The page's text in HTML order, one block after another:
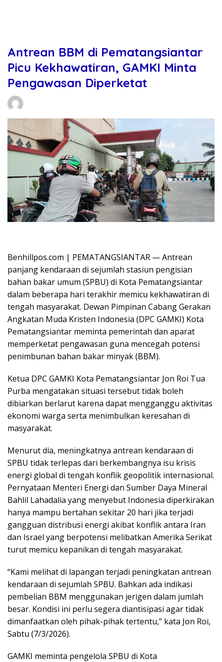
Antrean BBM di Pematangsiantar
Picu Kekhawatiran, GAMKI Minta
Pengawasan Diperketat
Benhillpos.com | PEMATANGSIANTAR — Antrean
panjang kendaraan di sejumlah stasiun pengisian
bahan bakar umum (SPBU) di Kota Pematangsiantar
dalam beberapa hari terakhir memicu kekhawatiran di
tengah masyarakat. Dewan Pimpinan Cabang Gerakan
Angkatan Muda Kristen Indonesia (DPC GAMKI) Kota
Pematangsiantar meminta pemerintah dan aparat
memperketat pengawasan guna mencegah potensi
penimbunan bahan bakar minyak (BBM).
Ketua DPC GAMKI Kota Pematangsiantar Jon Roi Tua
Purba mengatakan situasi tersebut tidak boleh
dibiarkan berlarut karena dapat mengganggu aktivitas
ekonomi warga serta menimbulkan keresahan di
masyarakat.
Menurut dia, meningkatnya antrean kendaraan di
SPBU tidak terlepas dari berkembangnya isu krisis
energi global di tengah konflik geopolitik internasional.
Pernyataan Menteri Energi dan Sumber Daya Mineral
Bahlil Lahadalia yang menyebut Indonesia diperkirakan
hanya mampu bertahan sekitar 20 hari jika terjadi
gangguan distribusi energi akibat konflik antara Iran
dan Israel yang berpotensi melibatkan Amerika Serikat
turut memicu kepanikan di tengah masyarakat.
“Kami melihat di lapangan terjadi peningkatan antrean
kendaraan di sejumlah SPBU. Bahkan ada indikasi
pembelian BBM menggunakan jerigen dalam jumlah
besar. Kondisi ini perlu segera diantisipasi agar tidak
dimanfaatkan oleh pihak-pihak tertentu,” kata Jon Roi,
Sabtu (7/3/2026).
GAMKI meminta pengelola SPBU di Kota